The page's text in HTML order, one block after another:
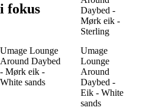
i fokus
Daybed -
Mørk eik -
Sterling
Umage Lounge
Around Daybed
- Mørk eik -
White sands
Umage
Lounge
Around
Daybed -
Eik - White
sands